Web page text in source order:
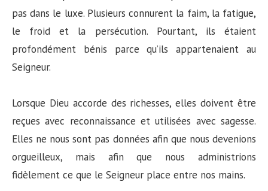
pas dans le luxe. Plusieurs connurent la faim, la fatigue,
le froid et la persécution. Pourtant, ils étaient
profondément bénis parce qu’ils appartenaient au
Seigneur.
Lorsque Dieu accorde des richesses, elles doivent être
reçues avec reconnaissance et utilisées avec sagesse.
Elles ne nous sont pas données afin que nous devenions
orgueilleux, mais afin que nous administrions
fidèlement ce que le Seigneur place entre nos mains.